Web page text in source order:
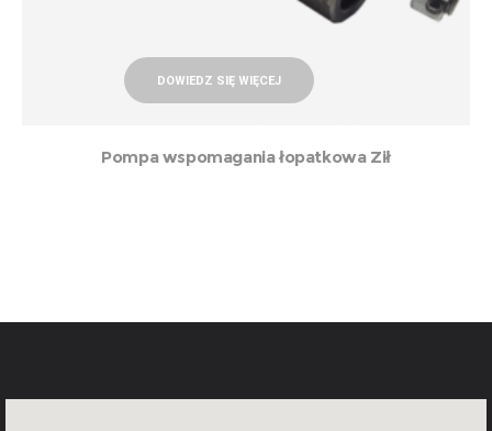
DOWIEDZ SIĘ WIĘCEJ
Pompa wspomagania łopatkowa Ził